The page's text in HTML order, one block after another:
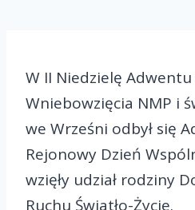
W II Niedzielę
Wniebowzięcia NMP i
we Wrześni odbył się
Rejonowy Dzień
wzięły udział rodziny
Ruchu Światło-Życie.